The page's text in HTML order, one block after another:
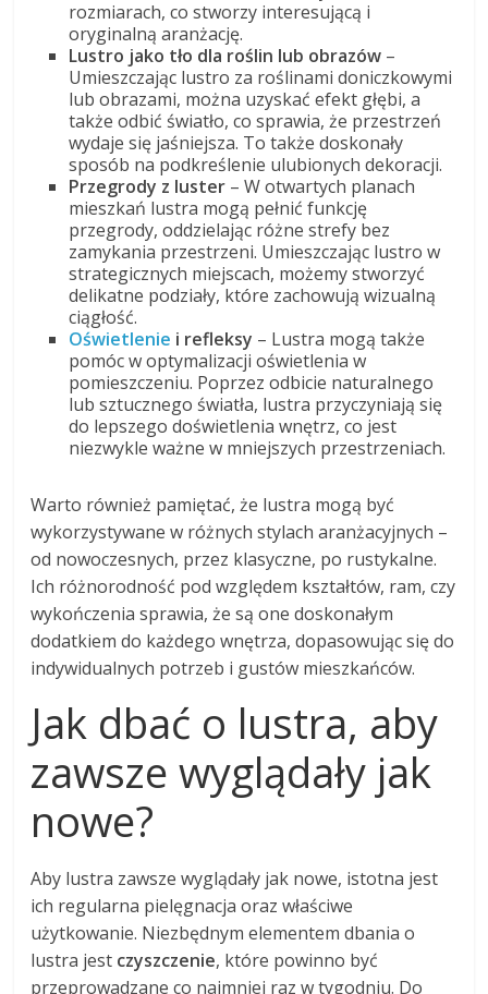
rozmiarach, co stworzy interesującą i
oryginalną aranżację.
Lustro jako tło dla roślin lub obrazów –
Umieszczając lustro za roślinami doniczkowymi
lub obrazami, można uzyskać efekt głębi, a
także odbić światło, co sprawia, że przestrzeń
wydaje się jaśniejsza. To także doskonały
sposób na podkreślenie ulubionych dekoracji.
Przegrody z luster – W otwartych planach
mieszkań lustra mogą pełnić funkcję
przegrody, oddzielając różne strefy bez
zamykania przestrzeni. Umieszczając lustro w
strategicznych miejscach, możemy stworzyć
delikatne podziały, które zachowują wizualną
ciągłość.
Oświetlenie i refleksy – Lustra mogą także
pomóc w optymalizacji oświetlenia w
pomieszczeniu. Poprzez odbicie naturalnego
lub sztucznego światła, lustra przyczyniają się
do lepszego doświetlenia wnętrz, co jest
niezwykle ważne w mniejszych przestrzeniach.
Warto również pamiętać, że lustra mogą być
wykorzystywane w różnych stylach aranżacyjnych –
od nowoczesnych, przez klasyczne, po rustykalne.
Ich różnorodność pod względem kształtów, ram, czy
wykończenia sprawia, że są one doskonałym
dodatkiem do każdego wnętrza, dopasowując się do
indywidualnych potrzeb i gustów mieszkańców.
Jak dbać o lustra, aby
zawsze wyglądały jak
nowe?
Aby lustra zawsze wyglądały jak nowe, istotna jest
ich regularna pielęgnacja oraz właściwe
użytkowanie. Niezbędnym elementem dbania o
lustra jest czyszczenie, które powinno być
przeprowadzane co najmniej raz w tygodniu. Do